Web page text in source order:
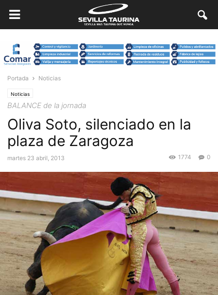
Portada Noticias
Noticias
BALANCE de la jornada
Oliva Soto, silenciado en la
plaza de Zaragoza
martes 23 abril, 2013 0
1774